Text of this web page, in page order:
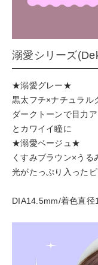
溺愛シリーズ
★溺愛グレー★
黒太フチ×ナチュラル
ダークトーンで目力
とカワイイ瞳に
★溺愛ベージュ★
くすみブラウン×うる
光がたっぷり入った
DIA14.5mm/着色直